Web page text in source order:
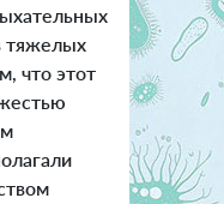
тяжелых
что этот